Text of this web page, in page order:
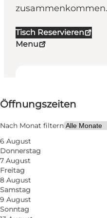
zusammenkommen.
Tisch Reservieren
Menu
Öffnungszeiten
Nach Monat filtern
6 August
Donnerstag
7 August
Freitag
8 August
Samstag
9 August
Sonntag
Website besuchen
Freunde, Mein